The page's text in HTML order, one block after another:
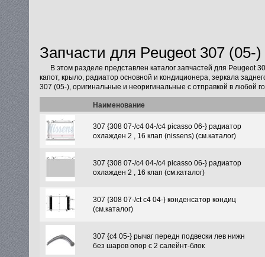
Запчасти для Peugeot 307 (05-)
В этом разделе представлен каталог запчастей для
капот, крыло, радиатор основной и кондиционера, зеркала
307 (05-), оригинальные и неоригинальные с отправкой в любой
Наименование
307 {308 07-/c4 04-/c4 picasso 06-} радиатор
охлажден 2 , 16 клап (nissens) (см.каталог)
307 {308 07-/c4 04-/c4 picasso 06-} радиатор
охлажден 2 , 16 клап (см.каталог)
307 {308 07-/ct c4 04-} конденсатор кондиц
(см.каталог)
307 {с4 05-} рычаг передн подвески лев нижн
без шаров опор с 2 салейнт-блок